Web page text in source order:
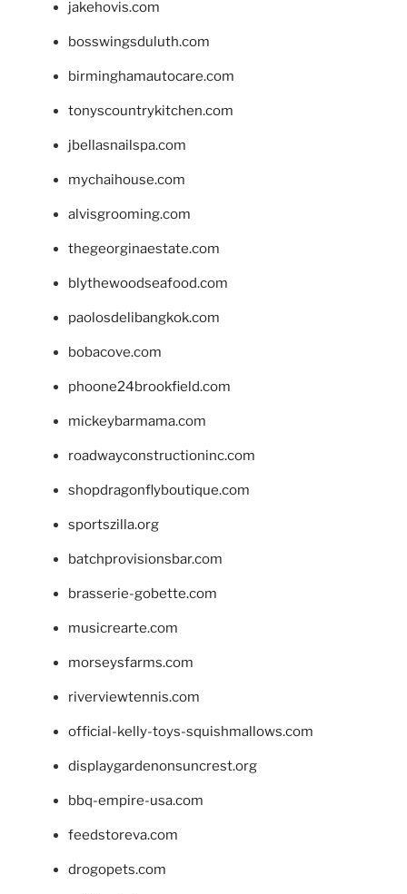
jakehovis.com
bosswingsduluth.com
birminghamautocare.com
tonyscountrykitchen.com
jbellasnailspa.com
mychaihouse.com
alvisgrooming.com
thegeorginaestate.com
blythewoodseafood.com
paolosdelibangkok.com
bobacove.com
phoone24brookfield.com
mickeybarmama.com
roadwayconstructioninc.com
shopdragonflyboutique.com
sportszilla.org
batchprovisionsbar.com
brasserie-gobette.com
musicrearte.com
morseysfarms.com
riverviewtennis.com
official-kelly-toys-squishmallows.com
displaygardenonsuncrest.org
bbq-empire-usa.com
feedstoreva.com
drogopets.com